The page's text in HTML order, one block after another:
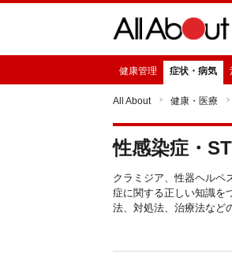
健康管理 症状・病気
All About 健康・医療
性感染症・
クラミジア、性器ヘルペ
症に関する正しい知識を
法、対処法、治療法など